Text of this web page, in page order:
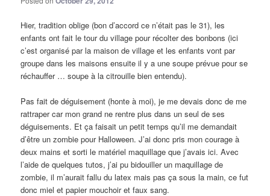
Hier, tradition oblige (bon d’accord ce n’était pas le 31), les
enfants ont fait le tour du village pour récolter des bonbons (ici
c’est organisé par la maison de village et les enfants vont par
groupe dans les maisons ensuite il y a une soupe prévue pour se
réchauffer … soupe à la citrouille bien entendu).
Pas fait de déguisement (honte à moi), je me devais donc de me
rattraper car mon grand ne rentre plus dans un seul de ses
déguisements. Et ça faisait un petit temps qu’il me demandait
d’être un zombie pour Halloween. J’ai donc pris mon courage à
deux mains et sorti le matériel maquillage que j’avais ici. Avec
l’aide de quelques tutos, j’ai pu bidouiller un maquillage de
zombie, il m’aurait fallu du latex mais pas ça sous la main, ce fut
donc miel et papier mouchoir et faux sang.